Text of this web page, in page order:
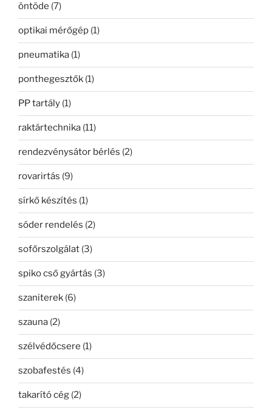
öntöde (7)
optikai mérőgép (1)
pneumatika (1)
ponthegesztők (1)
PP tartály (1)
raktártechnika (11)
rendezvénysátor bérlés (2)
rovarirtás (9)
sírkő készítés (1)
sóder rendelés (2)
sofőrszolgálat (3)
spiko cső gyártás (3)
szaniterek (6)
szauna (2)
szélvédőcsere (1)
szobafestés (4)
takarító cég (2)